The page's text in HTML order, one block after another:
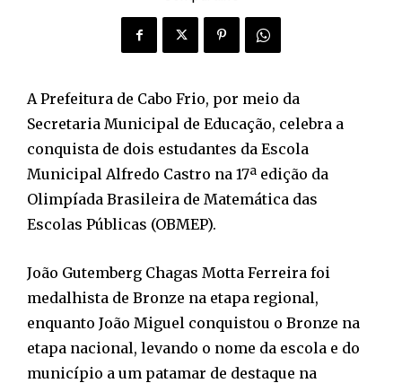
A Prefeitura de Cabo Frio, por meio da
Secretaria Municipal de Educação, celebra a
conquista de dois estudantes da Escola
Municipal Alfredo Castro na 17ª edição da
Olimpíada Brasileira de Matemática das
Escolas Públicas (OBMEP).
João Gutemberg Chagas Motta Ferreira foi
medalhista de Bronze na etapa regional,
enquanto João Miguel conquistou o Bronze na
etapa nacional, levando o nome da escola e do
município a um patamar de destaque na